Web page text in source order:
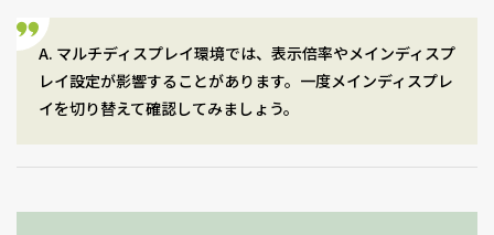
A. マルチディスプレイ環境では、表示倍率やメインディスプ
レイ設定が影響することがあります。一度メインディスプレ
イを切り替えて確認してみましょう。